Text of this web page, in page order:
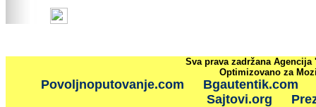
Sva prava zadržana
Optimizovano za
Povoljnoputovanje.com
Bgautentik.com
Sajtovi.org